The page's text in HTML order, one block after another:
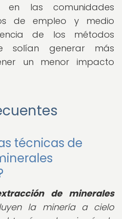
en las comunidades
de empleo y medio
de los métodos
solían generar más
un menor impacto
técnicas de
de minerales
la minería a cielo